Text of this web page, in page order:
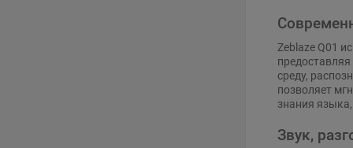
Zeblaze Q01
среду,
позволяет
знания
Звук,